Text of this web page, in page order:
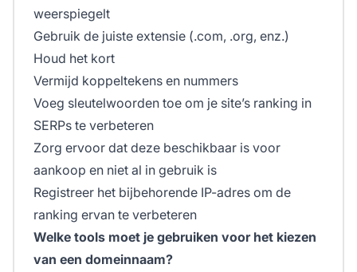
weerspiegelt
Gebruik de juiste extensie (.com, .org, enz.)
Houd het kort
Vermijd koppeltekens en nummers
Voeg sleutelwoorden toe om je site’s ranking in
SERPs te verbeteren
Zorg ervoor dat deze beschikbaar is voor
aankoop en niet al in gebruik is
Registreer het bijbehorende IP-adres om de
ranking ervan te verbeteren
Welke tools moet je gebruiken voor het kiezen
van een domeinnaam?